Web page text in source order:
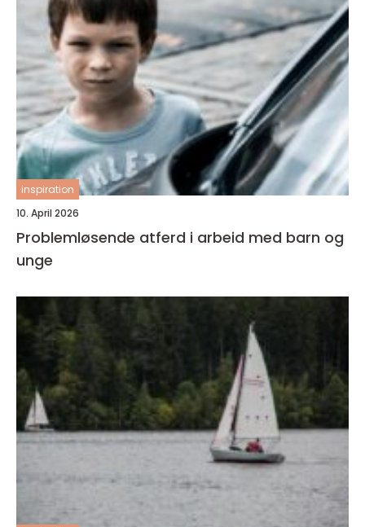
inspiration
10. April 2026
Problemløsende atferd i arbeid med barn og
unge